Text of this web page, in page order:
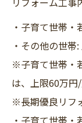
・子育て世帯
・その他の世
※子育て世帯・
は、上限60万円
※長期優良リフ
・子育て世帯